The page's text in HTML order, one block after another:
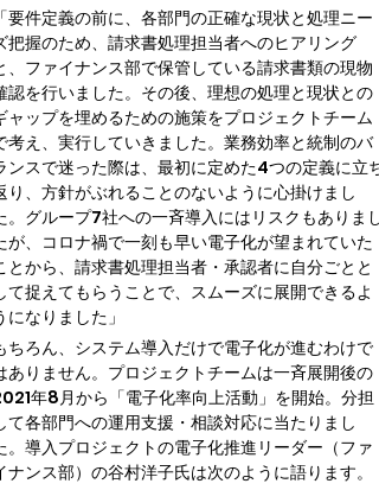
要件定義の前に、各部門の正確な現状と処理ニー
把握のため、請求書処理担当者へのヒアリング
、ファイナンス部で保管している請求書類の現物
認を行いました。その後、理想の処理と現状との
ャップを埋めるための施策をプロジェクトチーム
考え、実行していきました。業務効率と統制のバ
ンスで迷った際は、最初に定めた4つの定義に立ち
り、方針がぶれることのないように心掛けまし
。グループ7社への一斉導入にはリスクもありまし
が、コロナ禍で一刻も早い電子化が望まれていた
とから、請求書処理担当者・承認者に自分ごとと
て捉えてもらうことで、スムーズに展開できるよ
になりました」
ちろん、システム導入だけで電子化が進むわけで
ありません。プロジェクトチームは一斉展開後の
年8月から「電子化率向上活動」を開始。分担
て各部門への運用支援・相談対応に当たりまし
。導入プロジェクトの電子化推進リーダー（ファ
ナンス部）の谷村洋子氏は次のように語ります。